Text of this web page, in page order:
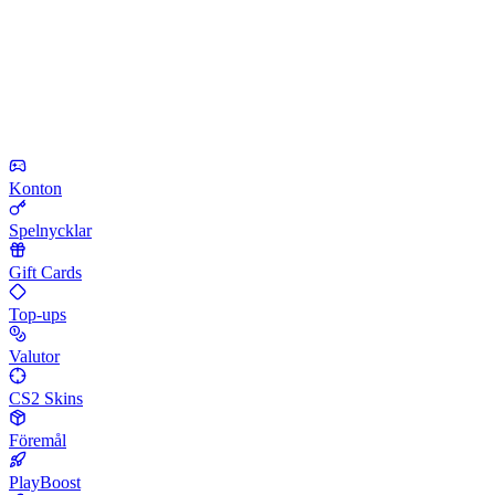
Konton
Spelnycklar
Gift Cards
Top-ups
Valutor
CS2 Skins
Föremål
PlayBoost